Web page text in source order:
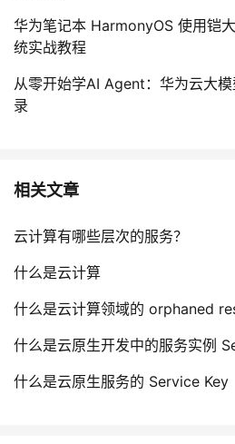
华为笔记本 HarmonyOS 使用铠
统实战教程
从零开始学AI Agent：华为云大
录
相关文章
云计算有哪些层次的服务？
什么是云计算
什么是云计算领域的 orphaned
什么是云原生开发中的服务实例
什么是云原生服务的 Service Key